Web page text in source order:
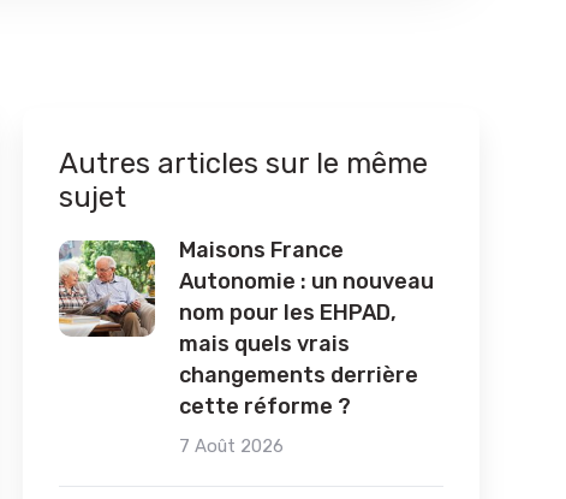
Autres articles sur le même
sujet
Maisons France
Autonomie : un nouveau
nom pour les EHPAD,
mais quels vrais
changements derrière
cette réforme ?
7 Août 2026